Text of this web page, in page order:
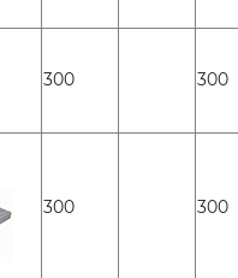
300
300
300 300